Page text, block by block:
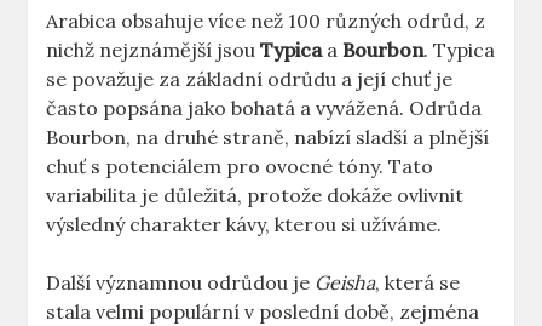
Arabica obsahuje více než 100 různých odrůd, z
nichž nejznámější jsouTypicaaBourbon. Typica
se považuje za základní odrůdu a její chuť je
často popsána jako bohatá a vyvážená. Odrůda
Bourbon, na druhé straně, nabízí sladší a plnější
chuť s potenciálem pro ovocné tóny. Tato
variabilita je důležitá, protože dokáže ovlivnit
výsledný charakter kávy, kterou si užíváme.
Další významnou odrůdou je Geisha, která se
stala velmi populární v poslední době, zejména